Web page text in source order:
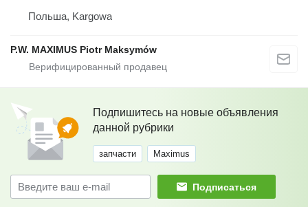
Польша, Kargowa
P.W. MAXIMUS Piotr Maksymów
Подпишитесь на новые объявления
данной рубрики
запчасти Maximus
Подписаться